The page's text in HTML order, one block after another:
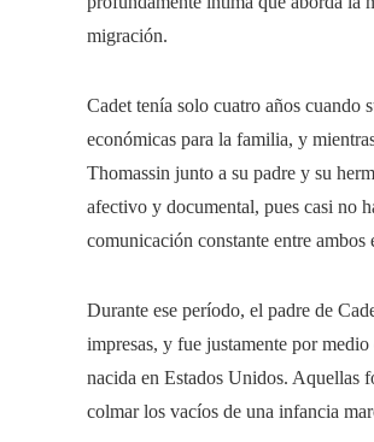
migración.
Cadet tenía solo cuatro años cuando
económicas para la familia, y
Thomassin junto a su padre y su
afectivo y documental, pues casi no
comunicación constante entre
Durante ese período, el padre de
impresas, y fue justamente por
nacida en Estados Unidos. Aquellas
colmar los vacíos de una infancia